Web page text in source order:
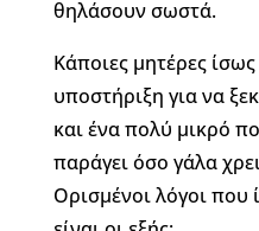
θηλάσουν σωστά.
Κάποιες μητέρες
υποστήριξη για να
και ένα πολύ μικρό
παράγει όσο γάλα
Ορισμένοι λόγοι που